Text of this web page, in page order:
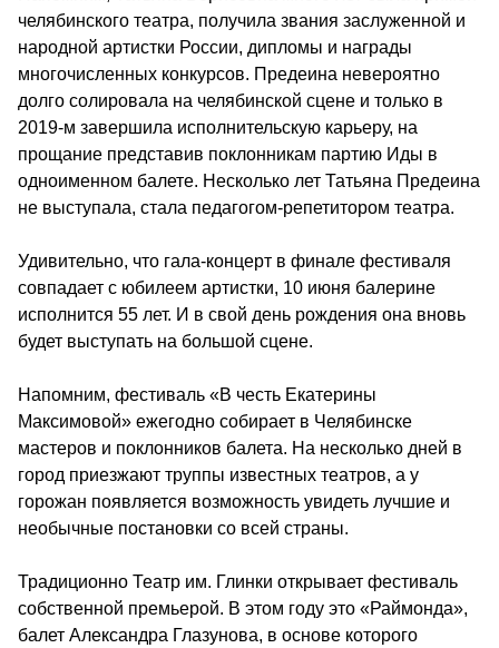
челябинского театра, получила звания заслуженной и
народной артистки России, дипломы и награды
многочисленных конкурсов. Предеина невероятно
долго солировала на челябинской сцене и только в
2019-м завершила исполнительскую карьеру, на
прощание представив поклонникам партию Иды в
одноименном балете. Несколько лет Татьяна Предеина
не выступала, стала педагогом-репетитором театра.
Удивительно, что гала-концерт в финале фестиваля
совпадает с юбилеем артистки, 10 июня балерине
исполнится 55 лет. И в свой день рождения она вновь
будет выступать на большой сцене.
Напомним, фестиваль «В честь Екатерины
Максимовой» ежегодно собирает в Челябинске
мастеров и поклонников балета. На несколько дней в
город приезжают труппы известных театров, а у
горожан появляется возможность увидеть лучшие и
необычные постановки со всей страны.
Традиционно Театр им. Глинки открывает фестиваль
собственной премьерой. В этом году это «Раймонда»,
балет Александра Глазунова, в основе которого